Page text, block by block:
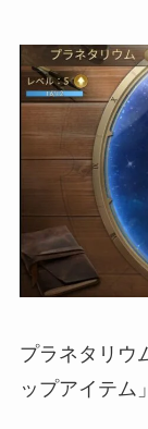
プラネタリウ
ップアイテム